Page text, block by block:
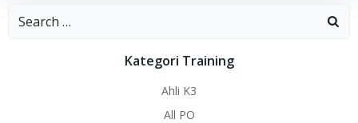
Search
Kategori Training
Ahli K3
All PO